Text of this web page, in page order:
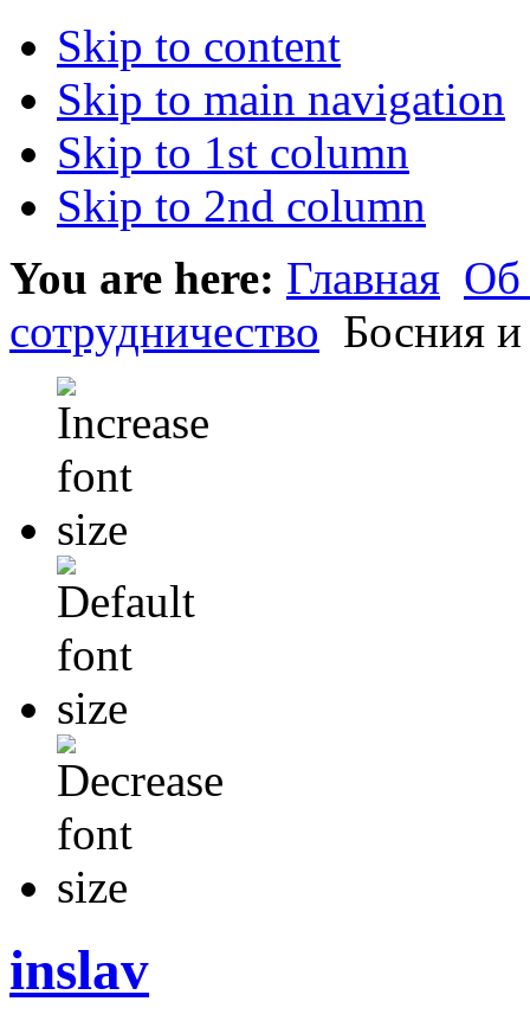
Skip to content
Skip to main navigation
Skip to 1st column
Skip to 2nd column
You are here: Главная Об
сотрудничество Босния и
inslav